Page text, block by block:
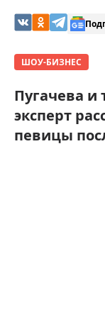
ШОУ-БИЗНЕС
Пугачева и
эксперт
певицы